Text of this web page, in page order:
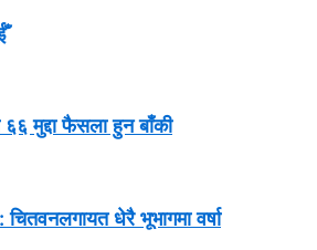
६६ मुद्दा फैसला हुन बाँकी
धेरै भूभागमा वर्षा